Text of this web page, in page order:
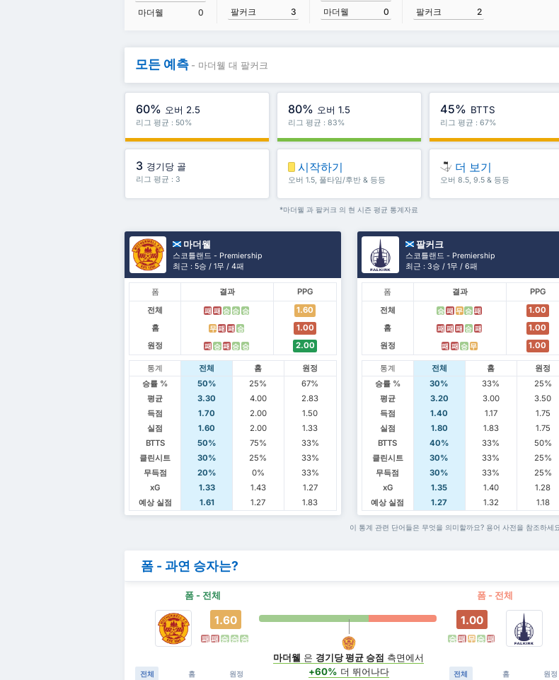
마더웰
0
팔커크
3
마더웰
0
팔커크
2
모든 예측 - 마더웰 대 팔커크
60% 오버 2.5
리그 평균 : 50%
80% 오버 1.5
리그 평균 : 83%
45% BTTS
리그 평균 : 67%
3 경기당 골
리그 평균 : 3
시작하기
오버 1.5, 풀타임/후반 & 등등
더 보기
오버 8.5, 9.5 & 등등
*마더웰 과 팔커크 의 현 시즌 평균 통계자료
마더웰
스코틀랜드 - Premiership
최근 : 5승 / 1무 / 4패
폼 결과
PPG
전체
패 패 승 승 승
1.60
홈
무 패 패 승
1.00
원정
패 승 패 승 승 2.00
통계 전체 홈
원정
승률 %
50% 25%
67%
평균
3.30 4.00
2.83
득점
1.70 2.00
1.50
실점
1.60 2.00
1.33
BTTS
50% 75%
33%
클린시트
30% 25%
33%
무득점
20% 0%
33%
xG
1.33 1.43
1.27
예상 실점
1.61 1.27 1.83
팔커크
스코틀랜드 - Premiership
최근 : 3승 / 1무 / 6패
폼 결과
PPG
전체
승 패 무 승 패
1.00
홈
패 패 패 승 패
1.00
원정
패 패 승 무 1.00
통계 전체 홈
원정
승률 %
30% 33%
25%
평균
3.20 3.00
3.50
득점
1.40 1.17
1.75
실점
1.80 1.83
1.75
BTTS
40% 33%
50%
클린시트
30% 33%
25%
무득점
30% 33%
25%
xG
1.35 1.40
1.28
예상 실점
1.27 1.32 1.18
이 통계 관련 단어들은 무엇을 의미할까요? 용어 사전을 참조하세
폼 - 과연 승자는?
폼 - 전체 폼 - 전체
1.60
패 패 승 승 승
전체 홈 원정
마더웰 은 경기당 평균 승점 측면에서
+60% 더 뛰어나다
1.00
승 패 무 승 패
전체 홈 원정